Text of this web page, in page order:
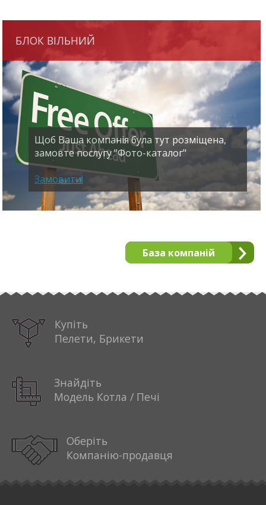
БЛОК ВІЛЬНИЙ
Щоб Ваша компанія була тут розміщена,
замовте послугу "Фото-каталог"
Замовити!
База компаній
Купіть
Пелети, Брикети
Знайдіть
Модель Котла / Печі
Оберіть
Компанію-продавця